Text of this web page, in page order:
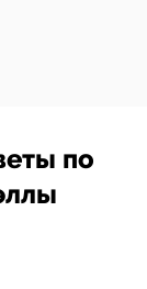
по